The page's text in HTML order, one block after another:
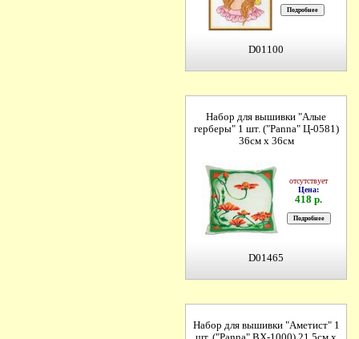
D01100
Набор для вышивки "Алые
герберы" 1 шт. ("Panna" Ц-0581)
36см х 36см
отсутствует
Цена:
418 р.
D01465
Набор для вышивки "Аметист" 1